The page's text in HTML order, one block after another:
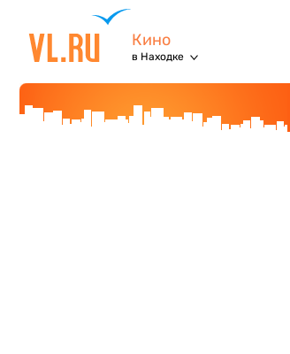
Кино
в Находке